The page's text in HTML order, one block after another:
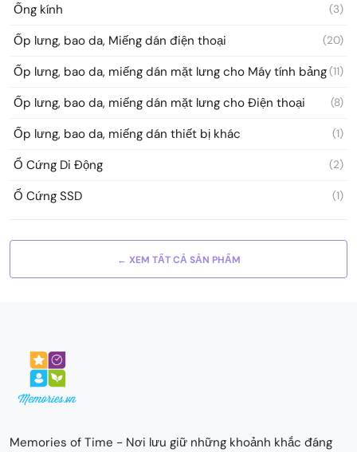
Ống kính (3)
Ốp lưng, bao da, Miếng dán điện thoại (20)
Ốp lưng, bao da, miếng dán mặt lưng cho Máy tính bảng(11)
Ốp lưng, bao da, miếng dán mặt lưng cho Điện thoại (8)
Ốp lưng, bao da, miếng dán thiết bị khác (1)
Ổ Cứng Di Động (2)
Ổ Cứng SSD (1)
← XEM TẤT CẢ SẢN PHẨM
Memories of Time - Nơi lưu giữ những khoảnh khắc đáng